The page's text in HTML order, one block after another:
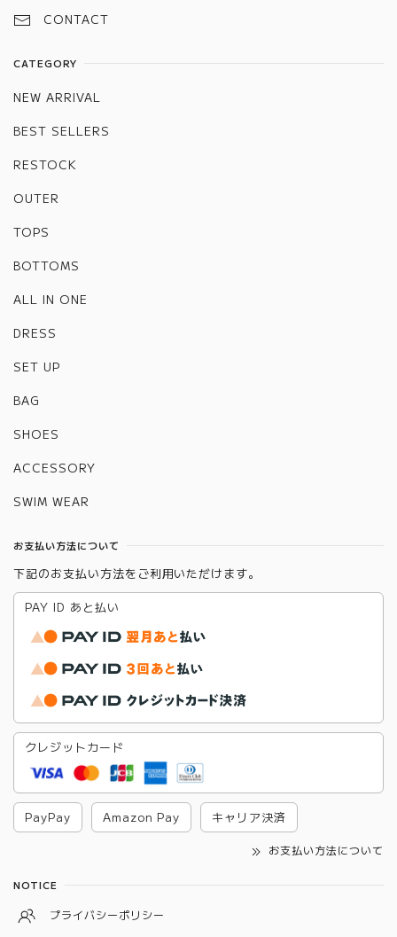
CONTACT
CATEGORY
NEW ARRIVAL
BEST SELLERS
RESTOCK
OUTER
TOPS
BOTTOMS
ALL IN ONE
DRESS
SET UP
BAG
SHOES
ACCESSORY
SWIM WEAR
お支払い方法について
下記のお支払い方法をご利用いただけます。
PAY ID あと払い
クレジットカード
PayPay Amazon Pay キャリア決済
お支払い方法について
NOTICE
プライバシーポリシー